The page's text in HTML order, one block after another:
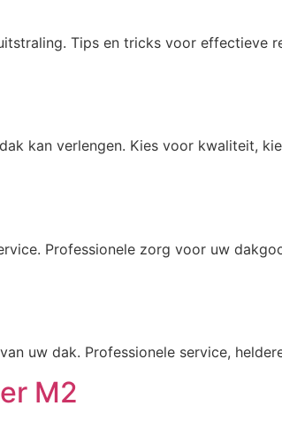
Tips en tricks voor effectieve
kan verlengen. Kies voor kwaliteit,
Professionele zorg voor uw
uw dak. Professionele service,
M2